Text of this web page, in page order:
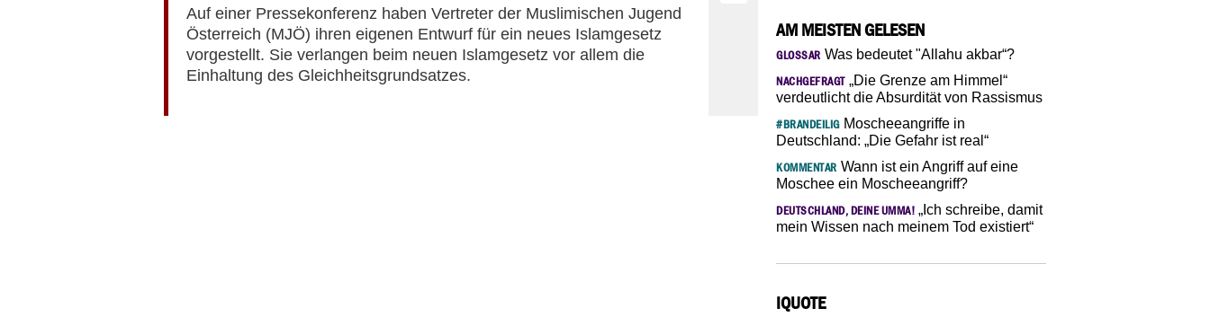
Auf einer Pressekonferenz haben Vertreter der Muslimischen Jugend
Österreich (MJÖ) ihren eigenen Entwurf für ein neues Islamgesetz
vorgestellt. Sie verlangen beim neuen Islamgesetz vor allem die
Einhaltung des Gleichheitsgrundsatzes.
AM MEISTEN GELESEN
GLOSSAR Was bedeutet "Allahu akbar“?
NACHGEFRAGT„Die Grenze am Himmel“
verdeutlicht die Absurdität von Rassismus
#BRANDEILIGMoscheeangriffe in
Deutschland: „Die Gefahr ist real“
KOMMENTAR Wann ist ein Angriff auf eine
Moschee ein Moscheeangriff?
DEUTSCHLAND, DEINE UMMA! „Ich schreibe, damit
mein Wissen nach meinem Tod existiert“
IQUOTE